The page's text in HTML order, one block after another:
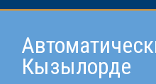
Кызылорде